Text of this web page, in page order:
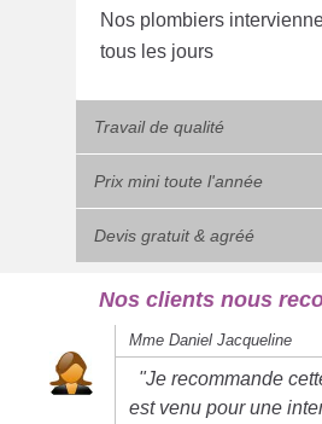
Nos plombiers
tous les jours
Travail de qualité
Prix mini toute l'année
Devis gratuit & agréé
Nos clients nous
Mme Daniel Jacqueline
"Je recommande
est venu pour une